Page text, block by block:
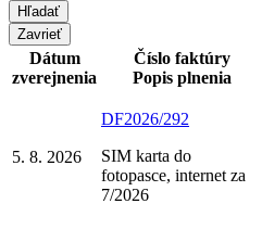
Zavrieť
Dátum
zverejnenia
Číslo faktúry
Popis plnenia
5. 8. 2026
DF2026/292
SIM karta do
fotopasce, internet za
7/2026